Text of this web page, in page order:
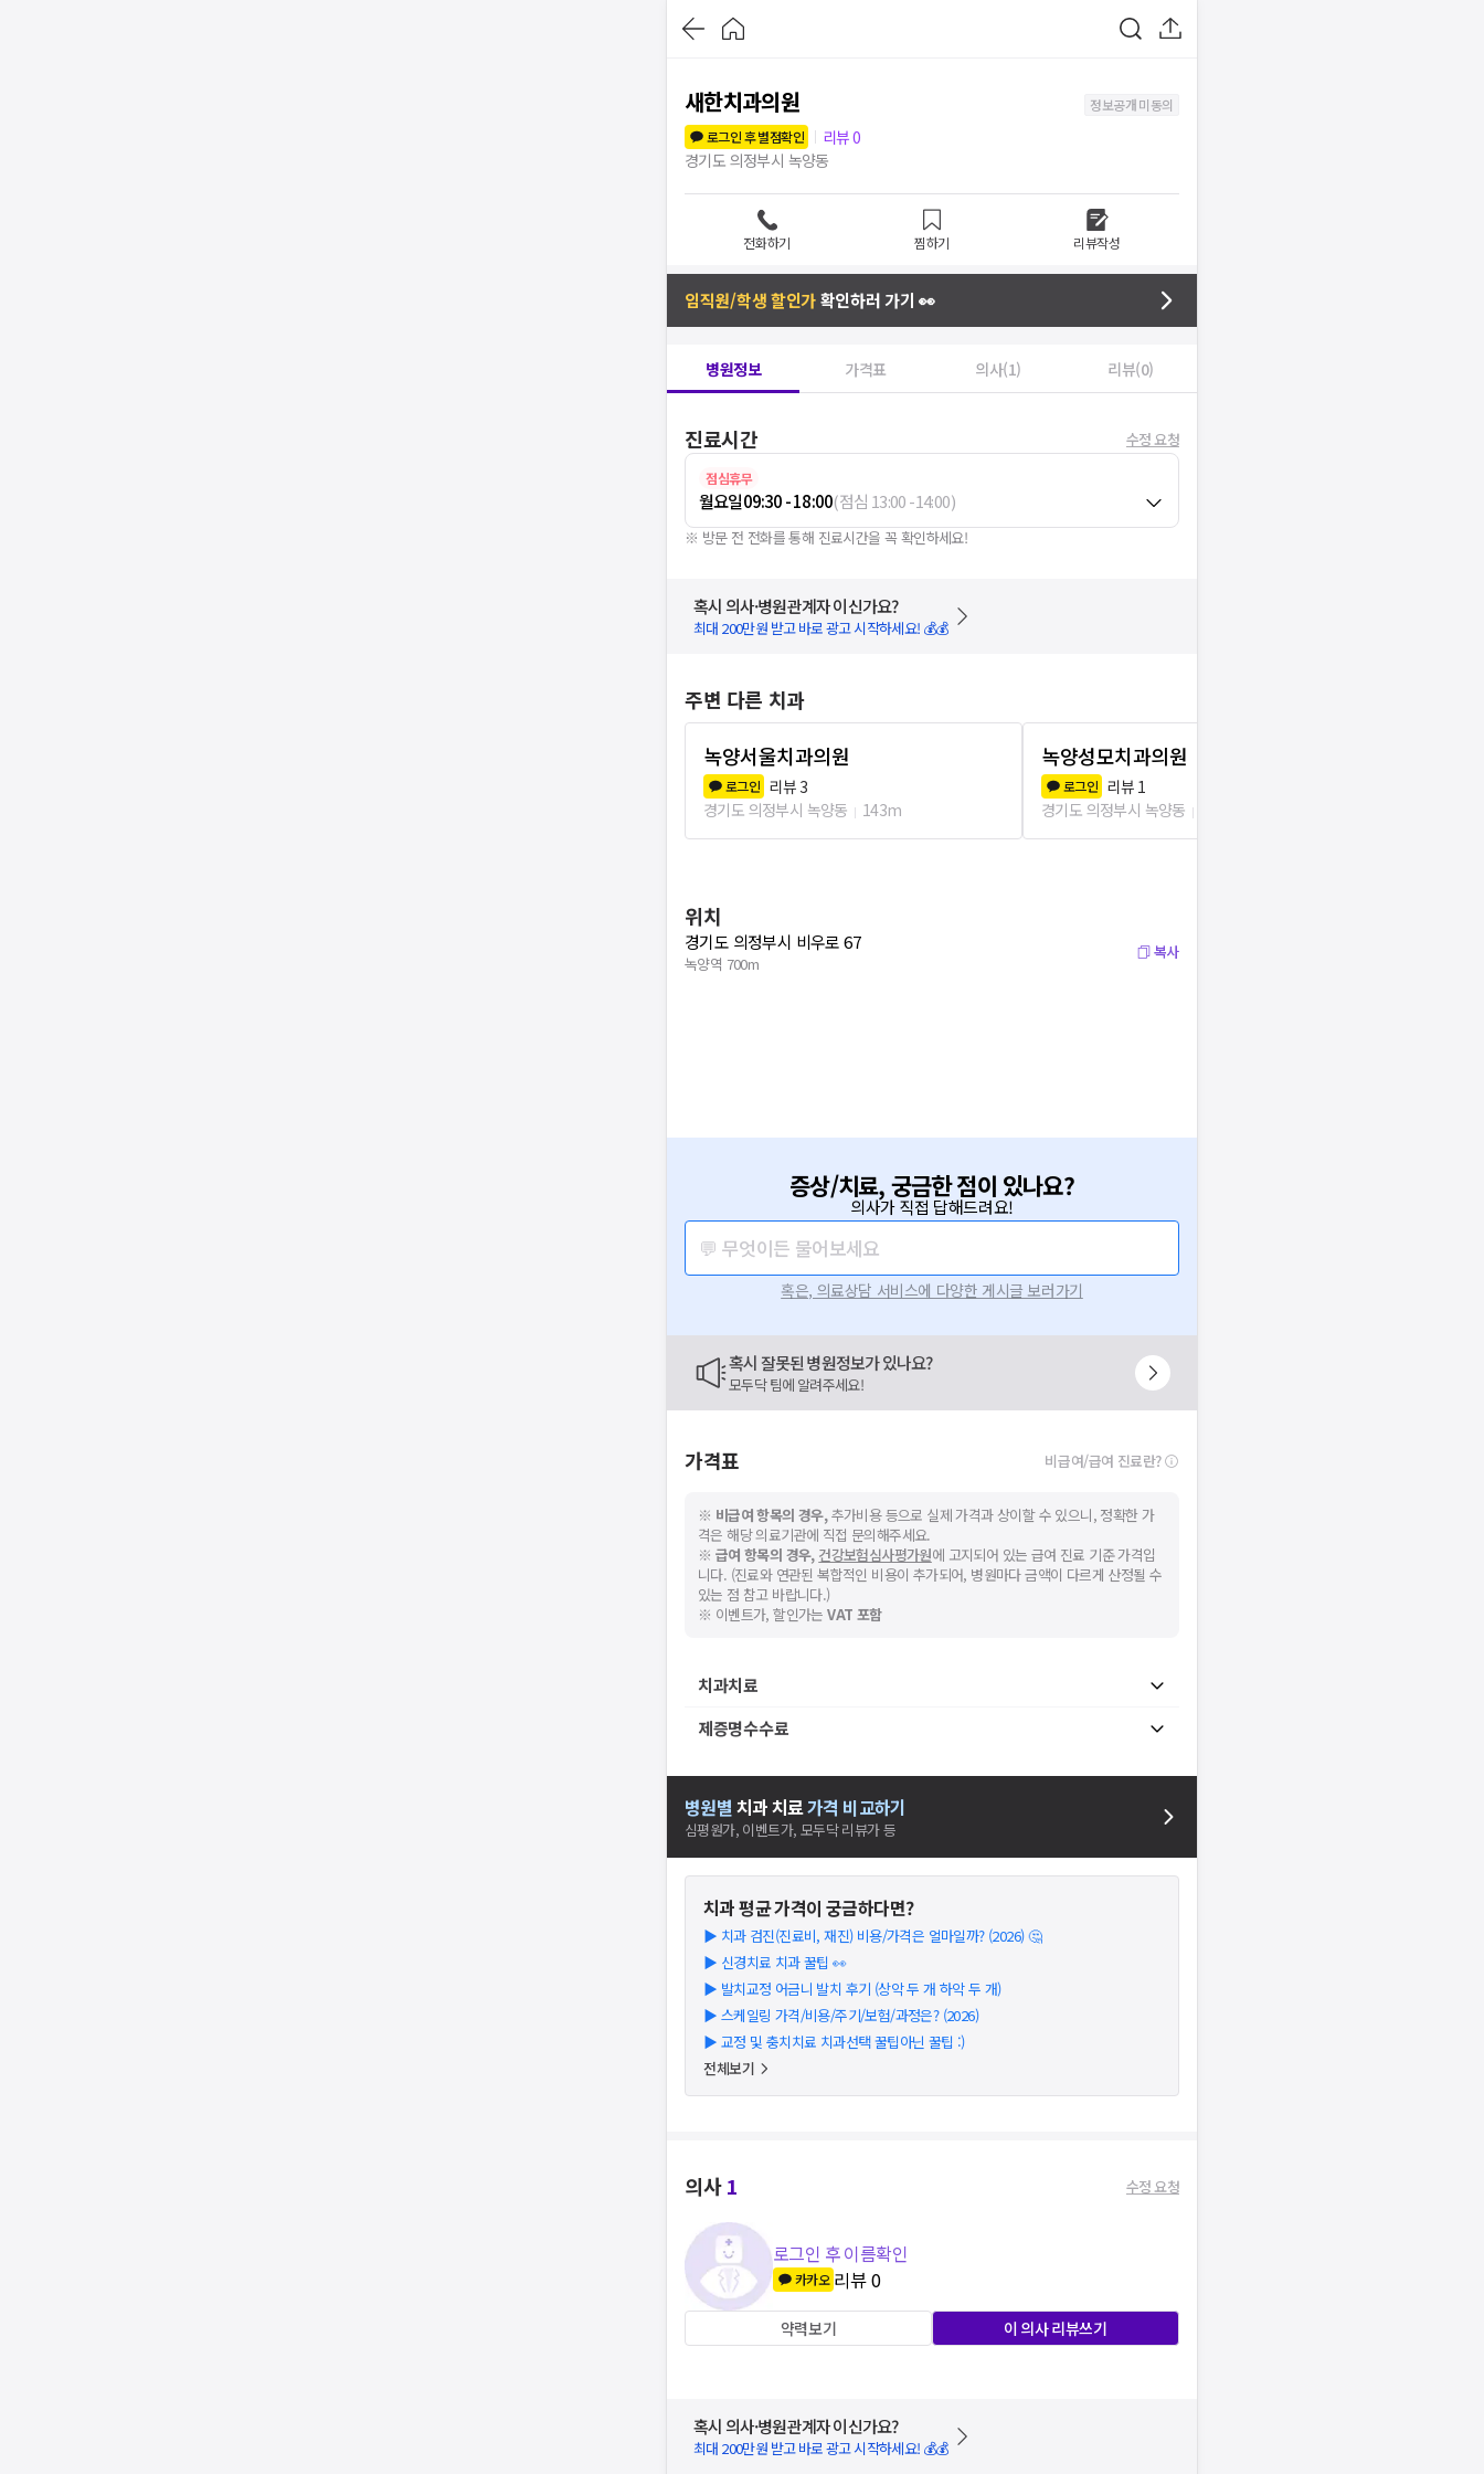
새한치과의원
정보공개 미동의
로그인 후 별점확인
리뷰0
경기도 의정부시 녹양동
전화하기 찜하기 리뷰작성
임직원/학생 할인가확인하러 가기 👀
병원정보 가격표 의사(1) 리뷰(0)
진료시간 수정 요청
점심휴무
월요일09:30 - 18:00(점심 13:00-14:00)
※ 방문 전 전화를 통해 진료시간을 꼭 확인하세요!
혹시 의사·병원관계자 이신가요?
최대 200만원 받고 바로 광고 시작하세요! 💰💰
주변 다른 치과
녹양서울치과의원
로그인 리뷰 3
경기도 의정부시 녹양동
143m
녹양성모치과의원
로그인 리뷰 1
경기도 의정부시 녹양동
위치
경기도 의정부시 비우로 67
녹양역 700m
복사
증상/치료, 궁금한 점이 있나요?
의사가 직접 답해드려요!
💬 무엇이든 물어보세요
혹은, 의료상담 서비스에 다양한 게시글 보러가기
혹시 잘못된 병원정보가 있나요?
모두닥 팀에 알려주세요!
가격표 비급여/급여 진료란?
※ 비급여 항목의 경우,추가비용 등으로 실제 가격과 상이할 수 있으니, 정확한 가
격은 해당 의료기관에 직접 문의해주세요.
※ 급여 항목의 경우, 건강보험심사평가원에 고지되어 있는 급여 진료 기준 가격입
니다. (진료와 연관된 복합적인 비용이 추가되어, 병원마다 금액이 다르게 산정될 수
있는 점 참고 바랍니다.)
※ 이벤트가, 할인가는VAT 포함
치과치료
제증명수수료
병원별 치과치료가격 비교하기
심평원가, 이벤트가, 모두닥 리뷰가 등
치과평균 가격이 궁금하다면?
▶ 치과 검진(진료비, 재진) 비용/가격은 얼마일까? (2026) 🤔
▶ 신경치료 치과 꿀팁 👀
▶ 발치교정 어금니 발치 후기 (상악 두 개 하악 두 개)
▶ 스케일링 가격/비용/주기/보험/과정은? (2026)
▶ 교정 및 충치치료 치과선택 꿀팁아닌 꿀팁 :)
전체보기
의사1 수정 요청
로그인 후 이름확인
카카오 리뷰0
약력보기 이 의사 리뷰쓰기
혹시 의사·병원관계자 이신가요?
최대 200만원 받고 바로 광고 시작하세요! 💰💰